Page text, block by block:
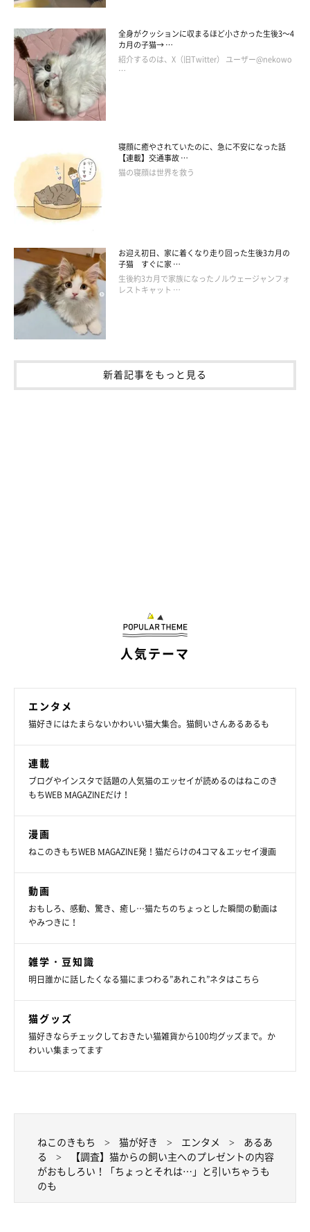
追いかけては持ってきてくれました。早く元気になるよう
に餌を持ってきてくれたのかなと嬉しくなりました」
「毎晩私がベッドに入ると、手の平サイズのトラとプルー
トのぬいぐるみをリビングから持ってきてくれます。一匹
しかくわえられないので、2回行きます（笑） 夕方、台
で来てくれます。くわえながら鳴いて私の前で落として、
撫でたり褒めてあげると満足してどこかへ行きます」
ねこのきもち投稿写真ギャラリー
「捕獲した昆虫類を目の前に置く」
「蛾。かなりびっくりしたし若干ひいた…」
「昔、実家で飼っていた猫が、私のベッドにコオロギを置
いていった」
「実家で代々猫を飼っていますが、それぞれ得意？な獲物
があるらしく、虫が好きなコ、鳥を捕まえるコ、ヘビやト
全身がクッションに収まるほど小さかった生後3～4
カ月の子猫→ …
紹介するのは、X（旧Twitter） ユーザー@nekowo
…
寝顔に癒やされていたのに、急に不安になった話
【連載】交通事故 …
猫の寝顔は世界を救う
お迎え初日、家に着くなり走り回った生後3カ月の
子猫 すぐに家 …
生後約3カ月で家族になったノルウェージャンフォ
レストキャット …
新着記事をもっと見る
人気テーマ
エンタメ
猫好きにはたまらないかわいい猫大集合。猫飼いさんあるあるも
連載
ブログやインスタで話題の人気猫のエッセイが読めるのはねこのき
もちWEB MAGAZINEだけ！
漫画
ねこのきもちWEB MAGAZINE発！猫だらけの4コマ＆エッセイ漫画
動画
おもしろ、感動、驚き、癒し…猫たちのちょっとした瞬間の動画は
やみつきに！
雑学・豆知識
明日誰かに話したくなる猫にまつわる”あれこれ”ネタはこちら
猫グッズ
猫好きならチェックしておきたい猫雑貨から100均グッズまで。か
わいい集まってます
ねこのきもち 猫が好き エンタメ
あるあ
る
【調査】猫からの飼い主へのプレゼントの内容
がおもしろい！「ちょっとそれは…」と引いちゃうも
のも